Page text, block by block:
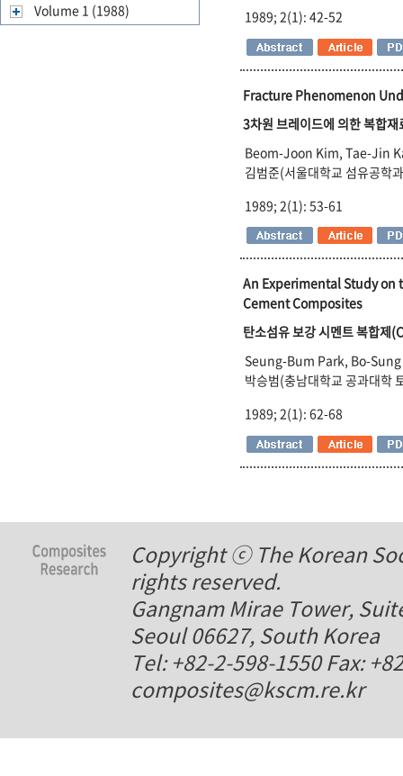
Volume 1 (1988)
1989; 2(1): 42-52
Fracture Phenomenon
3차원 브레이드에 의한 복합
Beom-Joon Kim, Tae-Jin
김범준(서울대학교 섬유공학
1989; 2(1): 53-61
An Experimental Study on
Cement Composites
탄소섬유 보강 시멘트 복합제
Seung-Bum Park, Bo-
박승범(충남대학교 공과대학
1989; 2(1): 62-68
Copyright ⓒ The Korean
rights reserved.
Gangnam Mirae Tower,
Seoul 06627, South Korea
Tel: +82-2-598-1550 Fax:
composites@kscm.re.kr